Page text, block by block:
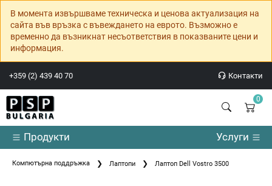
В момента извършваме техническа и ценова актуализация на
сайта във връзка с въвеждането на еврото. Възможно е
временно да възникнат несъответствия в показваните цени и
информация.
+359 (2) 439 40 70 Контакти
0
Продукти Услуги
Компютърна поддръжка Лаптопи Лаптоп Dell Vostro 3500